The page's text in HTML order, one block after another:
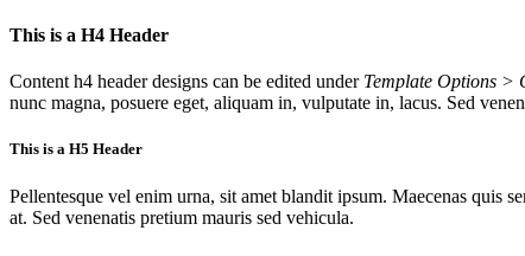
This is a H4 Header
Content h4 header designs can be edited under Template Options >
nunc magna, posuere eget, aliquam in, vulputate in, lacus. Sed
This is a H5 Header
Pellentesque vel enim urna, sit amet blandit ipsum. Maecenas quis
at. Sed venenatis pretium mauris sed vehicula.